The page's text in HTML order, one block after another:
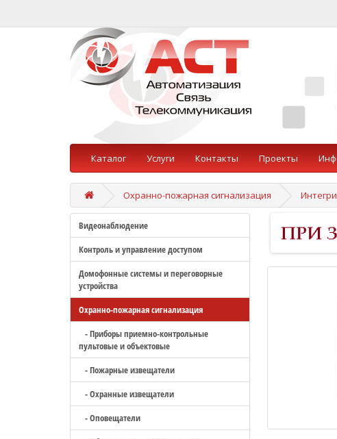
Каталог Услуги Контакты Проекты
Охранно-пожарная сигнализация
Видеонаблюдение
Контроль и управление доступом
Домофонные системы и переговорные
устройства
Охранно-пожарная сигнализация
- Приборы приемно-контрольные
пультовые и объектовые
- Пожарные извещатели
- Охранные извещатели
- Оповещатели